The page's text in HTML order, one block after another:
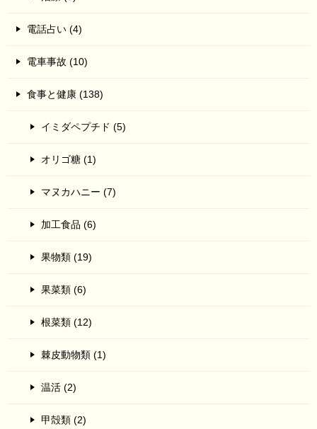
電話占い (4)
電車事故 (10)
食事と健康 (138)
イミダペプチド (5)
オリゴ糖 (1)
マヌカハニー (7)
加工食品 (6)
果物類 (19)
果菜類 (6)
根菜類 (12)
棘皮動物類 (1)
温活 (2)
甲殻類 (2)